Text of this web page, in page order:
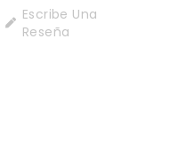
Escribe Una
Reseña